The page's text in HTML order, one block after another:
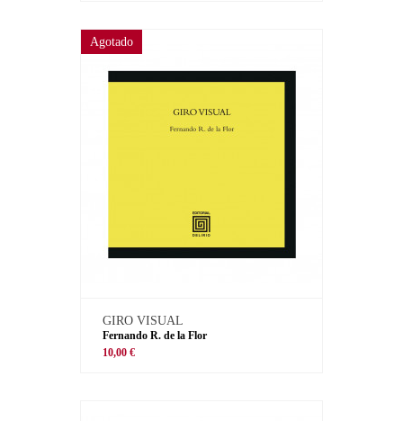
Agotado
GIRO VISUAL
Fernando R. de la Flor
10,00 €